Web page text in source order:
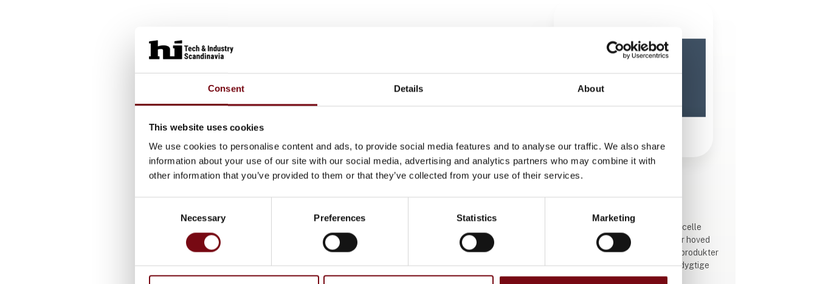
Consent Details About
This website uses cookies
We use cookies to personalise content and ads, to provide social media features and to analyse our traffic. We also share
information about your use of our site with our social media, advertising and analytics partners who may combine it with
other information that you’ve provided to them or that they’ve collected from your use of their services.
Necessary Preferences Statistics Marketing
Solcelle Gruppen A/S
Solcelle Gruppen A/S importere solcelle
produkter direkte fra fabrikken eller hoved
grossiten i EU. Derfor kan vi levere produkter
af højeste kvalitet, til konkurrence dygtige
priser.